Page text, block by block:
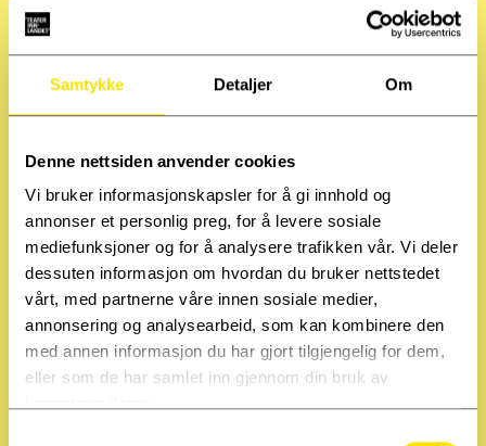
Samtykke Detaljer Om
Denne nettsiden anvender cookies
Vi bruker informasjonskapsler for å gi innhold og
annonser et personlig preg, for å levere sosiale
mediefunksjoner og for å analysere trafikken vår. Vi deler
dessuten informasjon om hvordan du bruker nettstedet
vårt, med partnerne våre innen sosiale medier,
annonsering og analysearbeid, som kan kombinere den
med annen informasjon du har gjort tilgjengelig for dem,
eller som de har samlet inn gjennom din bruk av
Norske Teatret. I 2014 spilte hun Solveig i
Nationaltheatrets oppsetning av
Peer Gynt,
og hun hadde en av hovedrollene i
ungdomsfilmen
99% ærligfra 2008. Samme år
spilte hun også i spillefilmenYatzy. For
komponert musikk tilBivrfrost
begge var co-produksjoner med FRIKAR.